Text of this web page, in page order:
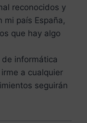
reconocidos y
mi país España,
que hay algo
informática
a cualquier
seguirán